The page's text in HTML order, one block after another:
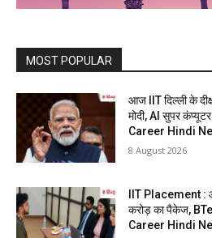
MOST POPULAR
आज IIT दिल्ली के
मोदी, AI सुपर
Career Hindi
8 August 2026
IIT Placement :
करोड़ का पैकेज,
Career Hindi